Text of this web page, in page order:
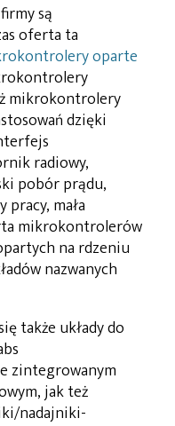
są
oferta ta
oparte
mikrokontrolery
dzięki
radiowy,
pobór prądu,
mała
mikrokontrolerów
na rdzeniu
nazwanych
także układy do
zintegrowanym
jak też
nadajniki-